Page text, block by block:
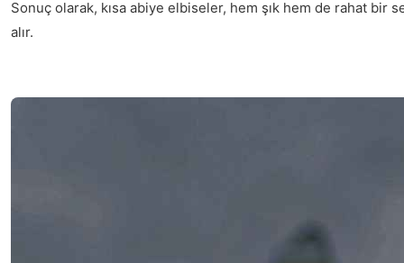
Sonuç olarak, kısa abiye elbiseler, hem şık hem de rahat bir
alır.